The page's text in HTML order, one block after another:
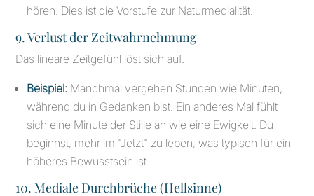
hören. Dies ist die Vorstufe zur Naturmedialität.
9. Verlust der Zeitwahrnehmung
Das lineare Zeitgefühl löst sich auf.
Beispiel: Manchmal vergehen Stunden wie Minuten,
während du in Gedanken bist. Ein anderes Mal fühlt
sich eine Minute der Stille an wie eine Ewigkeit. Du
beginnst, mehr im "Jetzt" zu leben, was typisch für ein
höheres Bewusstsein ist.
10. Mediale Durchbrüche (Hellsinne)